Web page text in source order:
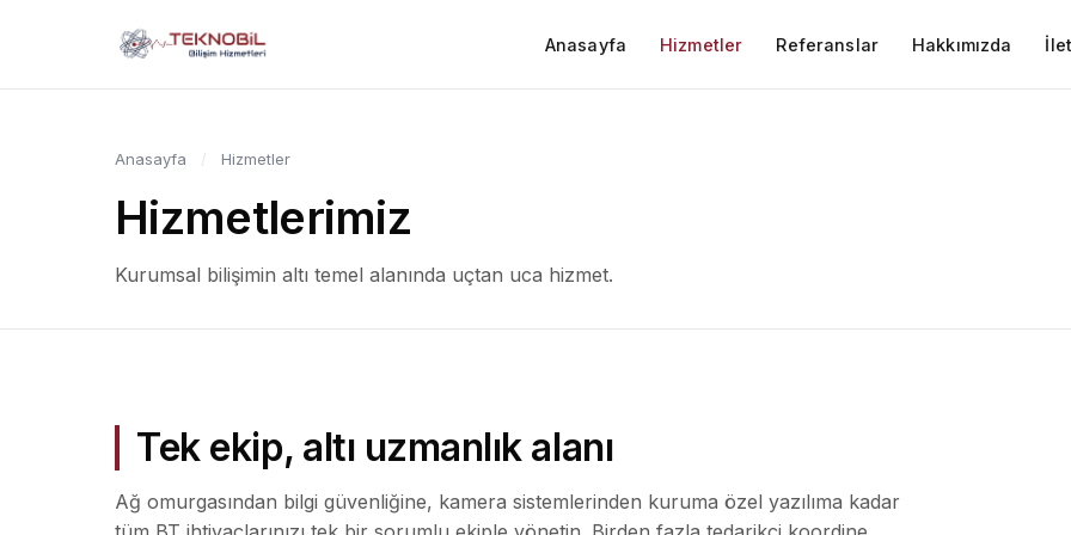
Anasayfa Hizmetler Referanslar Hakkımızda
Anasayfa Hizmetler
Hizmetlerimiz
Kurumsal bilişimin altı temel alanında uçtan uca hizmet.
Tek ekip, altı uzmanlık alanı
Ağ omurgasından bilgi güvenliğine, kamera sistemlerinden kuruma özel yazılıma kadar